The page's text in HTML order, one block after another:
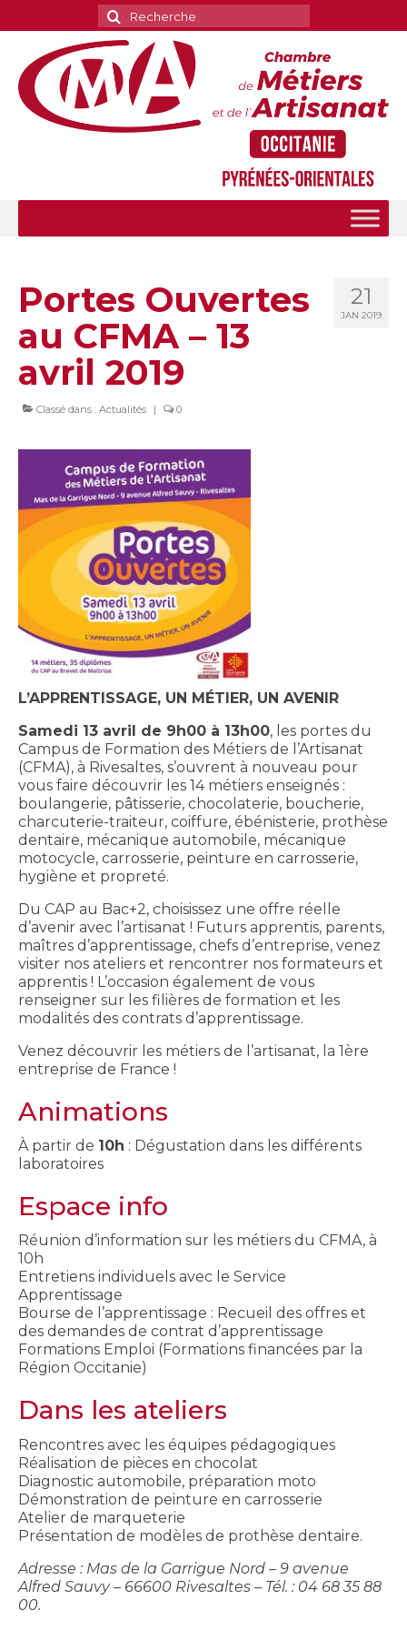
Rechercher
:
21
JAN 2019
Portes Ouvertes
au CFMA – 13
avril 2019
Classé dans : Actualités | 0
L’APPRENTISSAGE, UN MÉTIER, UN AVENIR
Samedi 13 avril de 9h00 à 13h00, les portes du
Campus de Formation des Métiers de l’Artisanat
(CFMA), à Rivesaltes, s’ouvrent à nouveau pour
vous faire découvrir les 14 métiers enseignés :
boulangerie, pâtisserie, chocolaterie, boucherie,
charcuterie-traiteur, coiffure, ébénisterie, prothèse
dentaire, mécanique automobile, mécanique
motocycle, carrosserie, peinture en carrosserie,
hygiène et propreté.
Du CAP au Bac+2, choisissez une offre réelle
d’avenir avec l’artisanat ! Futurs apprentis, parents,
maîtres d’apprentissage, chefs d’entreprise, venez
visiter nos ateliers et rencontrer nos formateurs et
apprentis ! L’occasion également de vous
renseigner sur les filières de formation et les
modalités des contrats d’apprentissage.
Venez découvrir les métiers de l’artisanat, la 1ère
entreprise de France !
Animations
À partir de 10h : Dégustation dans les différents
laboratoires
Espace info
Réunion d’information sur les métiers du CFMA, à
10h
Entretiens individuels avec le Service
Apprentissage
Bourse de l’apprentissage : Recueil des offres et
des demandes de contrat d’apprentissage
Formations Emploi (Formations financées par la
Région Occitanie)
Dans les ateliers
Rencontres avec les équipes pédagogiques
Réalisation de pièces en chocolat
Diagnostic automobile, préparation moto
Démonstration de peinture en carrosserie
Atelier de marqueterie
Présentation de modèles de prothèse dentaire.
Adresse : Mas de la Garrigue Nord – 9 avenue
Alfred Sauvy – 66600 Rivesaltes – Tél. : 04 68 35 88
00.